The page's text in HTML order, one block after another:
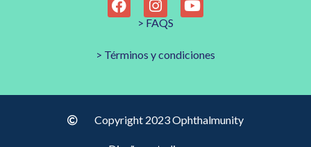
> FAQS
> Términos y condiciones
Copyright 2023 Ophthalmunity